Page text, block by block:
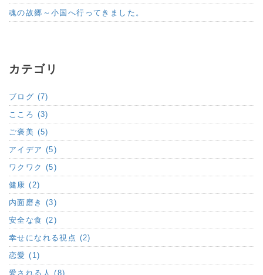
魂の故郷～小国へ行ってきました。
カテゴリ
ブログ (7)
こころ (3)
ご褒美 (5)
アイデア (5)
ワクワク (5)
健康 (2)
内面磨き (3)
安全な食 (2)
幸せになれる視点 (2)
恋愛 (1)
愛される人 (8)